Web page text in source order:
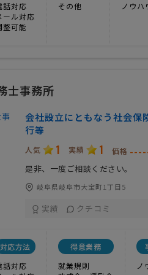
話対応
ール対応
整可能
その他 ノウハ
士事務所
会社設立にともなう社会保
行等
人気 1 実績 1 価格
是非、一度ご相談ください。
岐阜県岐阜市大宝町1丁目5
実績 クチコミ
対応方法
話対応
得意業務
就業規則
ノ